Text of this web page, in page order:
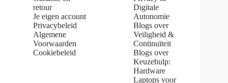
retour
Je eigen account
Privacybeleid
Algemene
Voorwaarden
Cookiebeleid
Digitale
Autonomie
Blogs over
Veiligheid &
Continuïteit
Blogs over
Keuzehulp:
Hardware
Laptops voor